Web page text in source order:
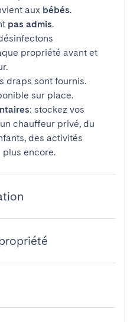
aux bébés.
pas admis.
propriété avant et
draps sont fournis.
sur place.
: stockez vos
chauffeur privé, du
des activités
encore.